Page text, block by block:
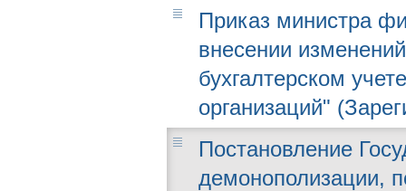
Приказ министра
внесении
бухгалтерском
организаций"
Постановление
демонополизации,